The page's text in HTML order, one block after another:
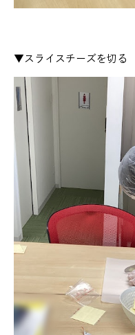
▼スライスチーズを切る